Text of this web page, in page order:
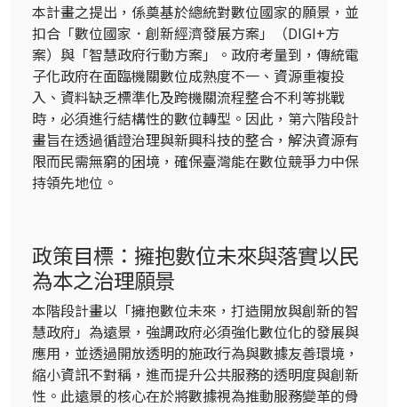
本計畫之提出，係奠基於總統對數位國家的願景，並
扣合「數位國家．創新經濟發展方案」（DIGI+方
案）與「智慧政府行動方案」。政府考量到，傳統電
子化政府在面臨機關數位成熟度不一、資源重複投
入、資料缺乏標準化及跨機關流程整合不利等挑戰
時，必須進行結構性的數位轉型。因此，第六階段計
畫旨在透過循證治理與新興科技的整合，解決資源有
限而民需無窮的困境，確保臺灣能在數位競爭力中保
持領先地位。
政策目標：擁抱數位未來與落實以民
為本之治理願景
本階段計畫以「擁抱數位未來，打造開放與創新的智
慧政府」為遠景，強調政府必須強化數位化的發展與
應用，並透過開放透明的施政行為與數據友善環境，
縮小資訊不對稱，進而提升公共服務的透明度與創新
性。此遠景的核心在於將數據視為推動服務變革的骨